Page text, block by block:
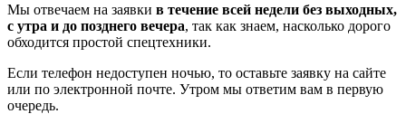
Мы отвечаем на заявки в течение всей недели без выходных,
с утра и до позднего вечера, так как знаем, насколько дорого
обходится простой спецтехники.
Если телефон недоступен ночью, то оставьте заявку на сайте
или по электронной почте. Утром мы ответим вам в первую
очередь.